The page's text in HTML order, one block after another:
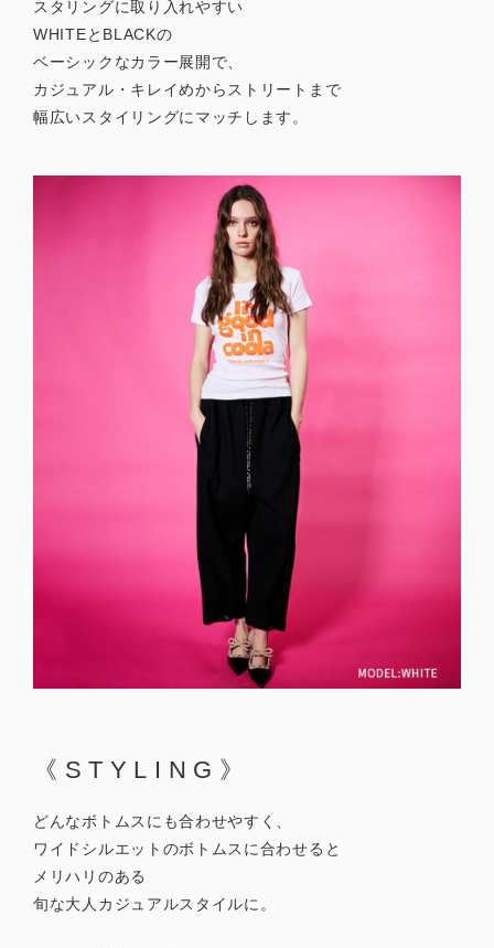
スタリングに取り入れやすい
WHITEとBLACKの
ベーシックなカラー展開で、
カジュアル・キレイめからストリートまで
幅広いスタイリングにマッチします。
《STYLING》
どんなボトムスにも合わせやすく、
ワイドシルエットのボトムスに合わせると
メリハリのある
旬な大人カジュアルスタイルに。